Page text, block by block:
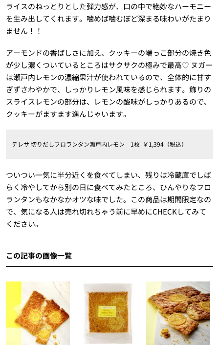
ライスのねっとりとした弾力感が、口の中で絶妙なハーモニー
を生み出してくれます。噛めば噛むぼど深まる味わいがたまり
ません！！
アーモンドの香ばしさに加え、クッキーの端っこ部分の焼き色
が少し濃くついているところはサクサクの極みで最高♡ ヌガー
は瀬戸内レモンの濃縮果汁が使われているので、全体的に甘す
ぎずさわやかで、しっかりレモン風味を感じられます。飾りの
スライスレモンの部分は、レモンの酸味がしっかりあるので、
クッキーがますます進んじゃいます。
テレサ 切りだしフロランタン瀬戸内レモン 1枚 ￥1,394（税込）
ついつい一気に半分近くを食べてしまい、残りは冷蔵庫でしば
らく冷やしてから別の日に食べてみたところ、ひんやりなフロ
ランタンもなかなかオツな味でした。この商品は期間限定なの
で、気になる人は売れ切れちゃう前に早めにCHECKしてみて
ください。
この記事の画像一覧